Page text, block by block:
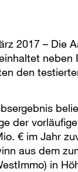
2017 – Die
den
der
€ im Jahr
aus dem
in